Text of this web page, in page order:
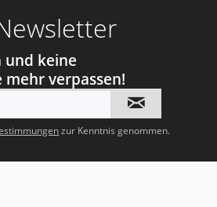
und keine
verpassen!
zur Kenntnis genommen.